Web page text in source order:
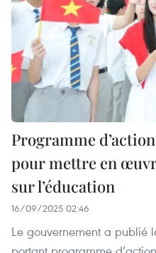
Programme
pour mettre en
sur l’éducation
16/09/2025 02:46
Le gouvernement a publié